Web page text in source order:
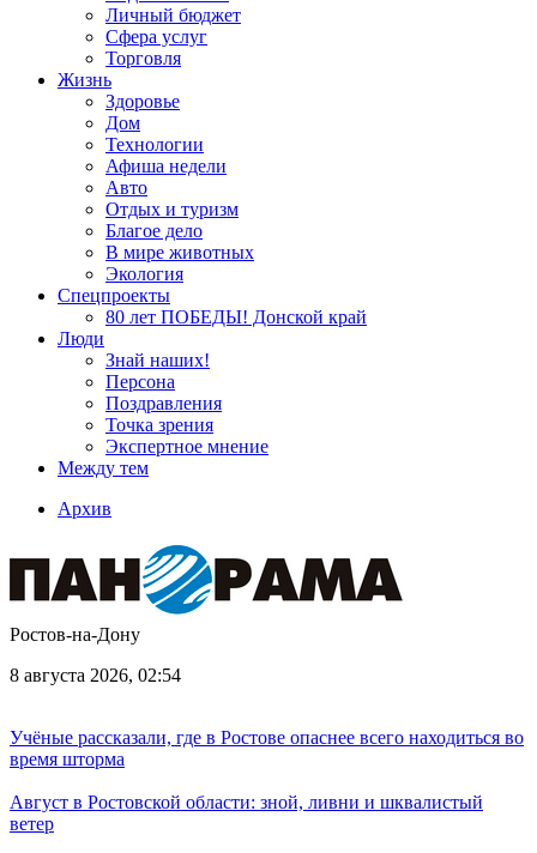
Личный бюджет
Сфера услуг
Торговля
Жизнь
Здоровье
Дом
Технологии
Афиша недели
Авто
Отдых и туризм
Благое дело
В мире животных
Экология
Спецпроекты
80 лет ПОБЕДЫ! Донской край
Люди
Знай наших!
Персона
Поздравления
Точка зрения
Экспертное мнение
Между тем
Архив
Ростов-на-Дону
8 августа 2026, 02:54
Учёные рассказали, где в Ростове опаснее всего находиться во
время шторма
Август в Ростовской области: зной, ливни и шквалистый
ветер